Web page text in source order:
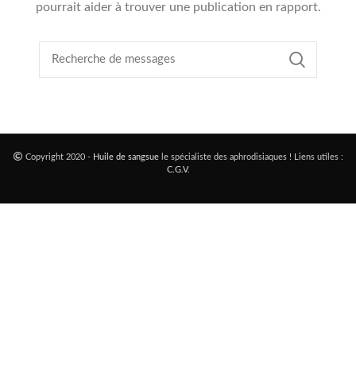
pourrait aider à trouver une publication en rapport.
Copyright 2020 - Huile de sangsue le spécialiste des aphrodisiaques ! Liens utiles :
C.G.V.